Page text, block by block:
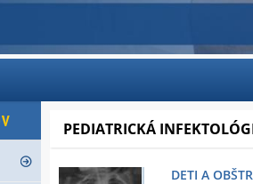
PEDIATRICKÁ
DETI A